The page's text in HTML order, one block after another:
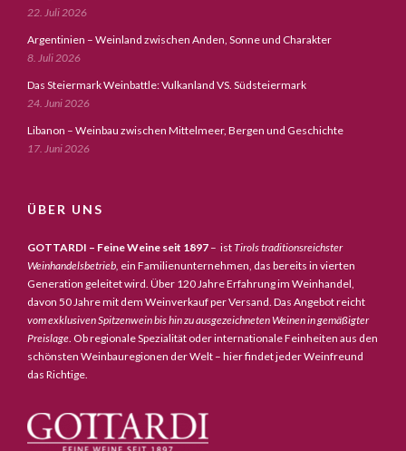
22. Juli 2026
Argentinien – Weinland zwischen Anden, Sonne und Charakter
8. Juli 2026
Das Steiermark Weinbattle: Vulkanland VS. Südsteiermark
24. Juni 2026
Libanon – Weinbau zwischen Mittelmeer, Bergen und Geschichte
17. Juni 2026
ÜBER UNS
GOTTARDI – Feine Weine seit 1897 – istTirols traditionsreichster
Weinhandelsbetrieb, ein Familienunternehmen, das bereits in vierten
Generation geleitet wird. Über 120 Jahre Erfahrung im Weinhandel,
davon 50 Jahre mit dem Weinverkauf per Versand. Das Angebot reicht
vom exklusiven Spitzenwein bis hin zu ausgezeichneten Weinen in gemäßigter
Preislage. Ob regionale Spezialität oder internationale Feinheiten aus den
schönsten Weinbauregionen der Welt – hier findet jeder Weinfreund
das Richtige.